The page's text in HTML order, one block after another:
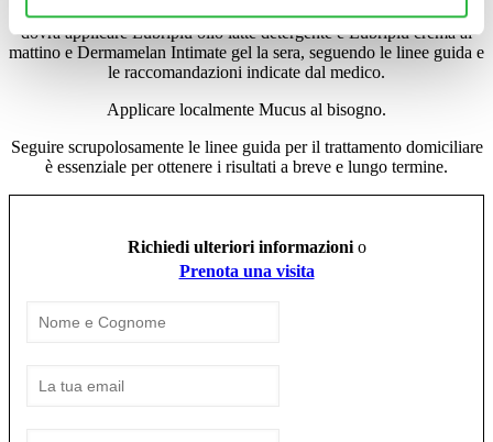
Trascorse 48 ore dal completamento del protocollo in studio, si
dovrà applicare Lubripiù olio latte detergente e Lubripiù crema al
mattino e Dermamelan Intimate gel la sera, seguendo le linee guida e
le raccomandazioni indicate dal medico.
Applicare localmente Mucus al bisogno.
Seguire scrupolosamente le linee guida per il trattamento domiciliare
è essenziale per ottenere i risultati a breve e lungo termine.
Richiedi ulteriori informazionio
Prenota una visita